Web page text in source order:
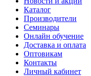
Каталог
Производители
Семинары
Онлайн обучение
Доставка и оплата
Оптовикам
Контакты
Личный кабинет